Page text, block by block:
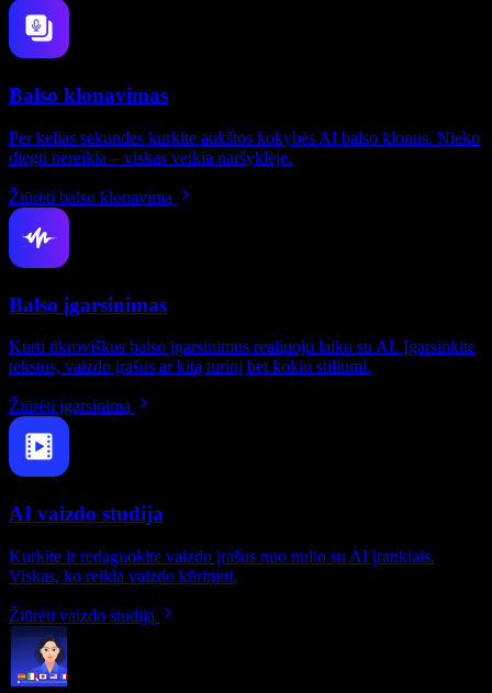
Balso klonavimas
Per kelias sekundes kurkite aukštos kokybės AI balso klonus. Nieko
diegti nereikia – viskas veikia naršyklėje.
Žiūrėti balso klonavimą
Balso įgarsinimas
Kurti tikroviškus balso įgarsinimus realiuoju laiku su AI. Įgarsinkite
tekstus, vaizdo įrašus ar kitą turinį bet kokiu stiliumi.
Žiūrėti įgarsinimą
AI vaizdo studija
Kurkite ir redaguokite vaizdo įrašus nuo nulio su AI įrankiais.
Viskas, ko reikia vaizdo kūrimui.
Žiūrėti vaizdo studiją